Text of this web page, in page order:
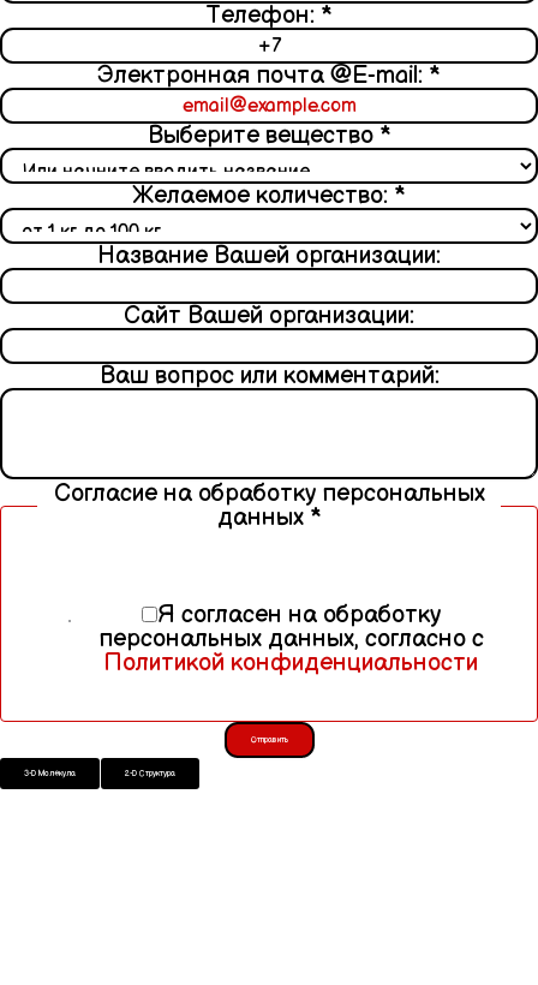
Телефон: *
Электронная почта @E-mail: *
Выберите вещество *
Желаемое количество: *
Название Вашей организации:
Сайт Вашей организации:
Ваш вопрос или комментарий:
Согласие на обработку персональных
данных *
Я согласен на обработку
персональных данных, согласно с
Политикой конфиденциальности
Отправить
3-D Молекула 2-D Структура